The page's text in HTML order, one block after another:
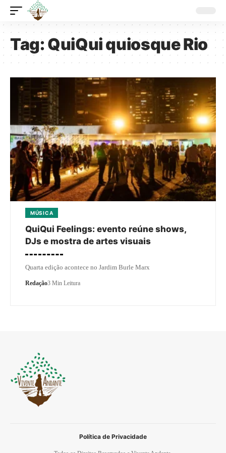
Tag:QuiQui quiosque Rio
MÚSICA
QuiQui Feelings: evento reúne shows,
DJs e mostra de artes visuais
Quarta edição acontece no Jardim Burle Marx
Redação3 Min Leitura
Política de Privacidade